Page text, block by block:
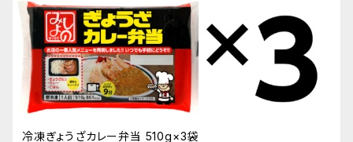
冷凍ぎょうざカレー弁当 510g×3袋